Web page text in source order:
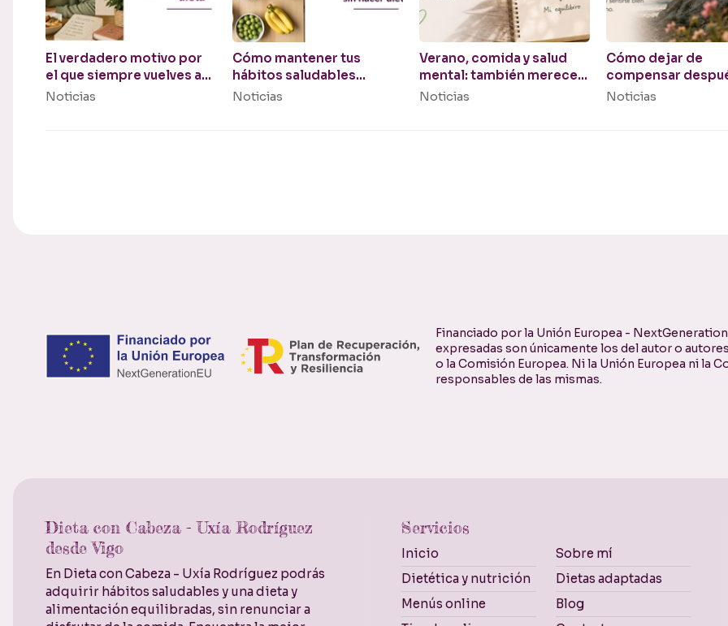
El verdadero motivo por
el que siempre vuelves a
empezar una dieta
Noticias
Cómo mantener tus
hábitos saludables
durante las vacaciones
Noticias
Verano, comida y salud
mental: también mereces
disfrutar
Noticias
Cómo dejar de
compensar
un fin de semana o
Noticias
Financiado por la Unión Europea -
expresadas son únicamente los del autor o
o la Comisión Europea. Ni la Unión Europea ni la
responsables de las mismas.
Dieta con Cabeza - Uxía Rodríguez
desde Vigo
En Dieta con Cabeza - Uxía Rodríguez podrás
adquirir hábitos saludables y una dieta y
alimentación equilibradas, sin renunciar a
Servicios
Inicio
Sobre mí
Dietética y nutrición
Dietas adaptadas
Menús online
Blog